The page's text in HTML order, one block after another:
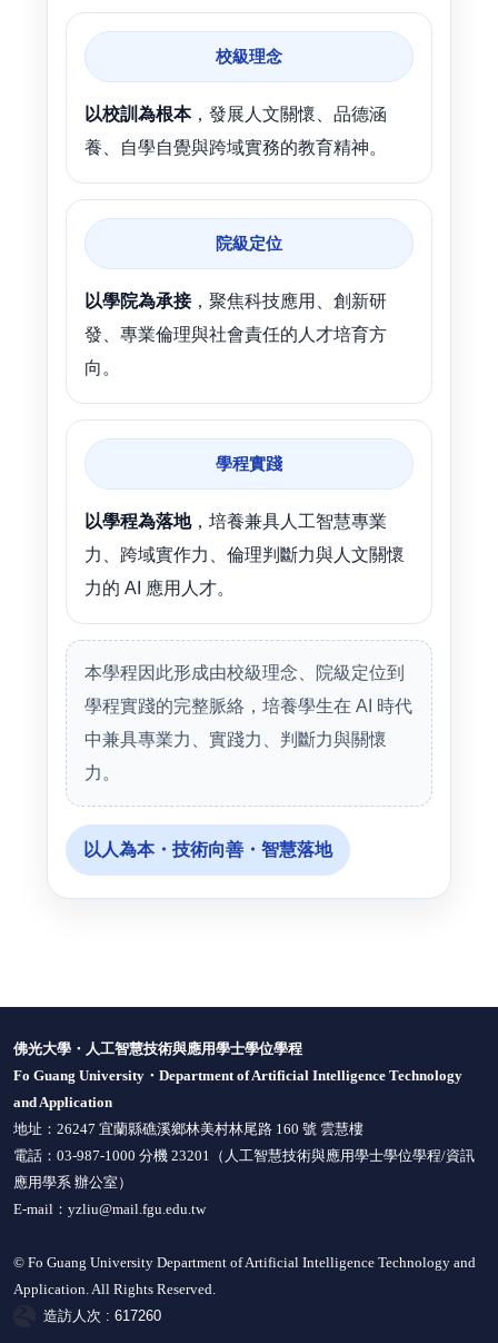
校級理念
以校訓為根本，發展人文關懷、品德涵
養、自學自覺與跨域實務的教育精神。
院級定位
以學院為承接，聚焦科技應用、創新研
發、專業倫理與社會責任的人才培育方
向。
學程實踐
以學程為落地，培養兼具人工智慧專業
力、跨域實作力、倫理判斷力與人文關懷
力的 AI 應用人才。
本學程因此形成由校級理念、院級定位到
學程實踐的完整脈絡，培養學生在 AI 時代
中兼具專業力、實踐力、判斷力與關懷
力。
以人為本・技術向善・智慧落地
佛光大學・人工智慧技術與應用學士學位學程
Fo Guang University・Department of Artificial Intelligence Technology
and Application
地址：26247 宜蘭縣礁溪鄉林美村林尾路 160 號 雲慧樓
電話：03-987-1000 分機 23201（ 人工智慧技術與應用學士學位學程/資訊
應用學系辦公室 ）
E-mail：yzliu@mail.fgu.edu.tw
© Fo Guang University Department of Artificial Intelligence Technology and
Application. All Rights Reserved.
造訪人次 : 617260